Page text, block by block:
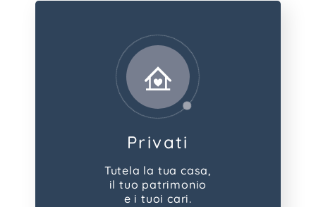
Privati
Tutela la tua casa,
il tuo patrimonio
e i tuoi cari.